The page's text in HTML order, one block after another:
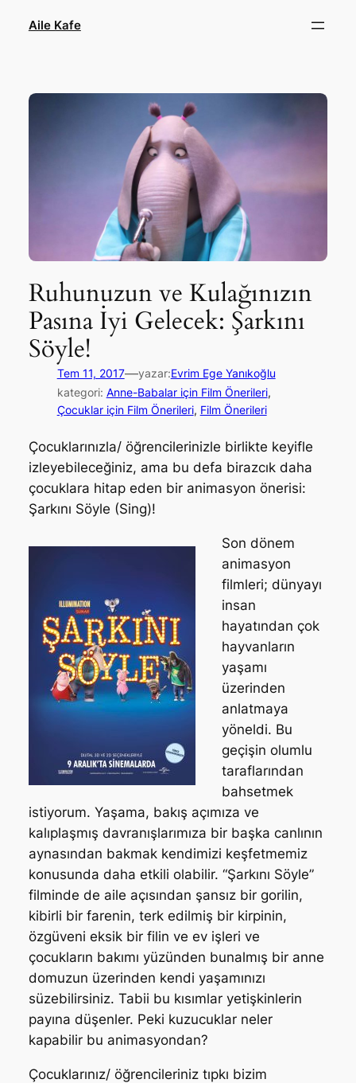
Aile Kafe
Ruhunuzun ve Kulağınızın
Pasına İyi Gelecek: Şarkını
Söyle!
Tem 11, 2017—yazar:Evrim Ege Yanıkoğlu
kategori: Anne-Babalar için Film Önerileri
Çocuklar için Film Önerileri, Film Önerileri
Çocuklarınızla/ öğrencilerinizle birlikte keyifle
izleyebileceğiniz, ama bu defa birazcık daha
çocuklara hitap eden bir animasyon önerisi:
Şarkını Söyle (Sing)!
Son dönem
animasyon
filmleri; dünyayı
insan
hayatından çok
hayvanların
yaşamı
üzerinden
anlatmaya
yöneldi. Bu
geçişin olumlu
taraflarından
bahsetmek
istiyorum. Yaşama, bakış açımıza ve
kalıplaşmış davranışlarımıza bir başka canlının
aynasından bakmak kendimizi keşfetmemiz
konusunda daha etkili olabilir. “Şarkını Söyle”
filminde de aile açısından şansız bir gorilin,
kibirli bir farenin, terk edilmiş bir kirpinin,
özgüveni eksik bir filin ve ev işleri ve
çocukların bakımı yüzünden bunalmış bir anne
domuzun üzerinden kendi yaşamınızı
süzebilirsiniz. Tabii bu kısımlar yetişkinlerin
payına düşenler. Peki kuzucuklar neler
kapabilir bu animasyondan?
Çocuklarınız/ öğrencileriniz tıpkı bizim